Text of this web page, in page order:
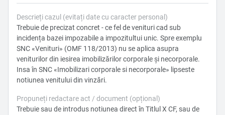
Descrieți cazul (evitați date cu caracter personal)
Trebuie de precizat concret - ce fel de venituri cad sub
incidența bazei impozabile a impozitultui unic. Spre exemplu
SNC «Venituri» (OMF 118/2013) nu se aplica asupra
veniturilor din iesirea imobilizărilor corporale și necorporale.
Insa în SNC «Imobilizari corporale si necorporale» lipseste
notiunea venitului din vinzări.
Propuneți redactare act / document (opțional)
Trebuie sau de introdus notiunea direct în Titlul X CF, sau de